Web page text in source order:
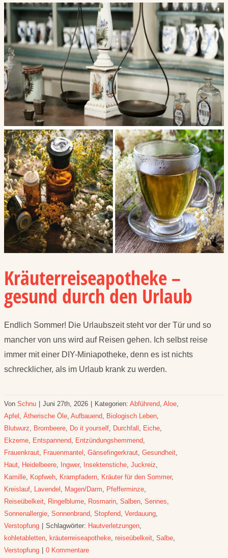
Kräuterreiseapotheke –
gesund durch den Urlaub
Endlich Sommer! Die Urlaubszeit steht vor der Tür und so
mancher von uns wird auf Reisen gehen. Ich selbst reise
immer mit einer DIY-Miniapotheke, denn es ist nichts
schrecklicher, als im Urlaub krank zu werden.
Von Schnu Juni 27th, 2026 Kategorien: Abführend, Aloe,
Apfel , Ätherische Öle, Aufbauend, Biologisch Leben,
Blutwurz, Brombeere, Do it yourself, Durchfall , Eiche,
Ekzeme, Entspannend, Entzündungshemmend,
Frauenkraut, Frauenmantel , Gänsefingerkraut, Gesundheit,
Haut, Heidelbeere, Ingwer, Insektenstiche, Juckreiz,
Kamille, Kopfweh, Krampfadern, Kräuter für den Sommer,
Kreislauf, Lavendel , Magen/Darm, Pfefferminze,
Reiseübelkeit, Ringelblume, Rosmarin, Salben, Sennes,
Sonnenallergie, Sonnenbrand, Stopfend, Verdauung,
Verstopfung
Schlagwörter: Hautverletzungen,
kohletabletten, kräuterreiseapotheke, reiseübelkeit, Salbe,
Verstopfung
0 Kommentare